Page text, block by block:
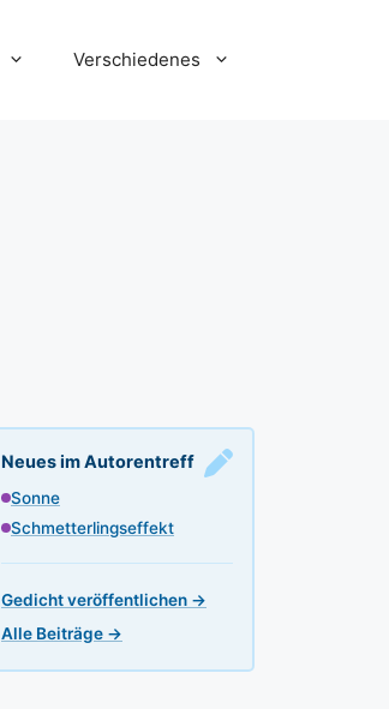
Verschiedenes
Neues im Autorentreff
Sonne
Schmetterlingseffekt
Gedicht veröffentlichen →
Alle Beiträge →